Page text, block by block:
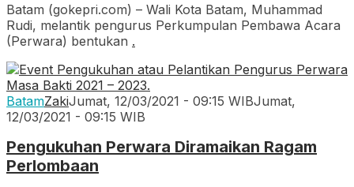
Batam (gokepri.com) – Wali Kota Batam, Muhammad
Rudi, melantik pengurus Perkumpulan Pembawa Acara
(Perwara) bentukan .
BatamZakiJumat, 12/03/2021 - 09:15 WIBJumat,
12/03/2021 - 09:15 WIB
Pengukuhan Perwara Diramaikan Ragam
Perlombaan